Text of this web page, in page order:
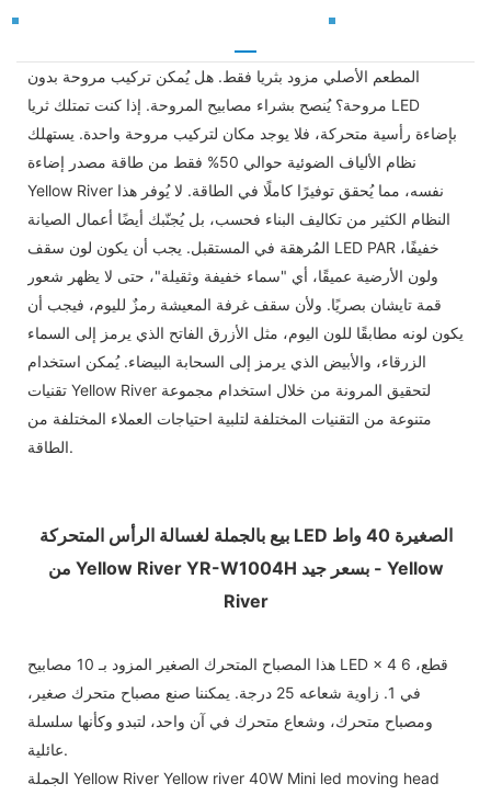
المطعم الأصلي مزود بثريا فقط. هل يُمكن تركيب مروحة بدون
مروحة؟ يُنصح بشراء مصابيح المروحة. إذا كنت تمتلك ثريا LED
بإضاءة رأسية متحركة، فلا يوجد مكان لتركيب مروحة واحدة. يستهلك
نظام الألياف الضوئية حوالي 50% فقط من طاقة مصدر إضاءة
Yellow River نفسه، مما يُحقق توفيرًا كاملًا في الطاقة. لا يُوفر هذا
النظام الكثير من تكاليف البناء فحسب، بل يُجنّبك أيضًا أعمال الصيانة
المُرهقة في المستقبل. يجب أن يكون لون سقف LED PAR خفيفًا،
ولون الأرضية عميقًا، أي "سماء خفيفة وثقيلة"، حتى لا يظهر شعور
قمة تايشان بصريًا. ولأن سقف غرفة المعيشة رمزٌ لليوم، فيجب أن
يكون لونه مطابقًا للون اليوم، مثل الأزرق الفاتح الذي يرمز إلى السماء
الزرقاء، والأبيض الذي يرمز إلى السحابة البيضاء. يُمكن استخدام
تقنيات Yellow River لتحقيق المرونة من خلال استخدام مجموعة
متنوعة من التقنيات المختلفة لتلبية احتياجات العملاء المختلفة من
الطاقة.
بيع بالجملة لغسالة الرأس المتحركة LED الصغيرة 40 واط
من Yellow River YR-W1004H بسعر جيد - Yellow
River
هذا المصباح المتحرك الصغير المزود بـ 10 مصابيح LED × 4 قطع، 6
في 1. زاوية شعاعه 25 درجة. يمكننا صنع مصباح متحرك صغير،
ومصباح متحرك، وشعاع متحرك في آن واحد، لتبدو وكأنها سلسلة
عائلية.
الجملة Yellow River Yellow river 40W Mini led moving head